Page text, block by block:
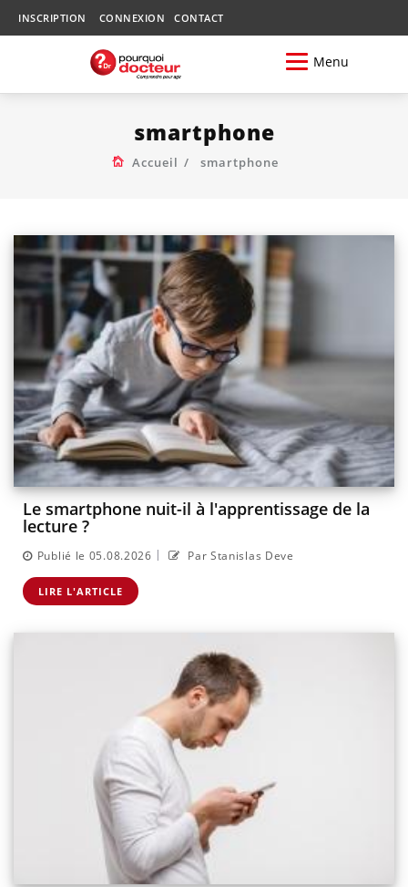
INSCRIPTION CONNEXION CONTACT
Menu
smartphone
Accueil smartphone
Le smartphone nuit-il à l'apprentissage de la
lecture ?
Publié le 05.08.2026 | Par Stanislas Deve
LIRE L'ARTICLE